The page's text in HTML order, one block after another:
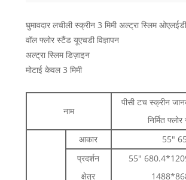
घुमावदार लचीली स्क्रीन 3 मिमी अल्ट्रा स्लिम
वॉल फ्लोर स्टैंड यूएचडी विज्ञापन
अल्ट्रा स्लिम डिज़ाइन
मोटाई केवल 3 मिमी
नाम
पीसी टच स्क्रीन
निर्मित
आकार
55"
प्रदर्शन
क्षेत्र
55"